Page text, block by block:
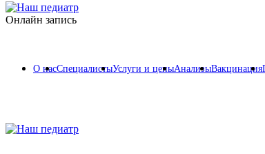
Онлайн запись
О насСпециалистыУслуги и ценыАнализыВакцинация